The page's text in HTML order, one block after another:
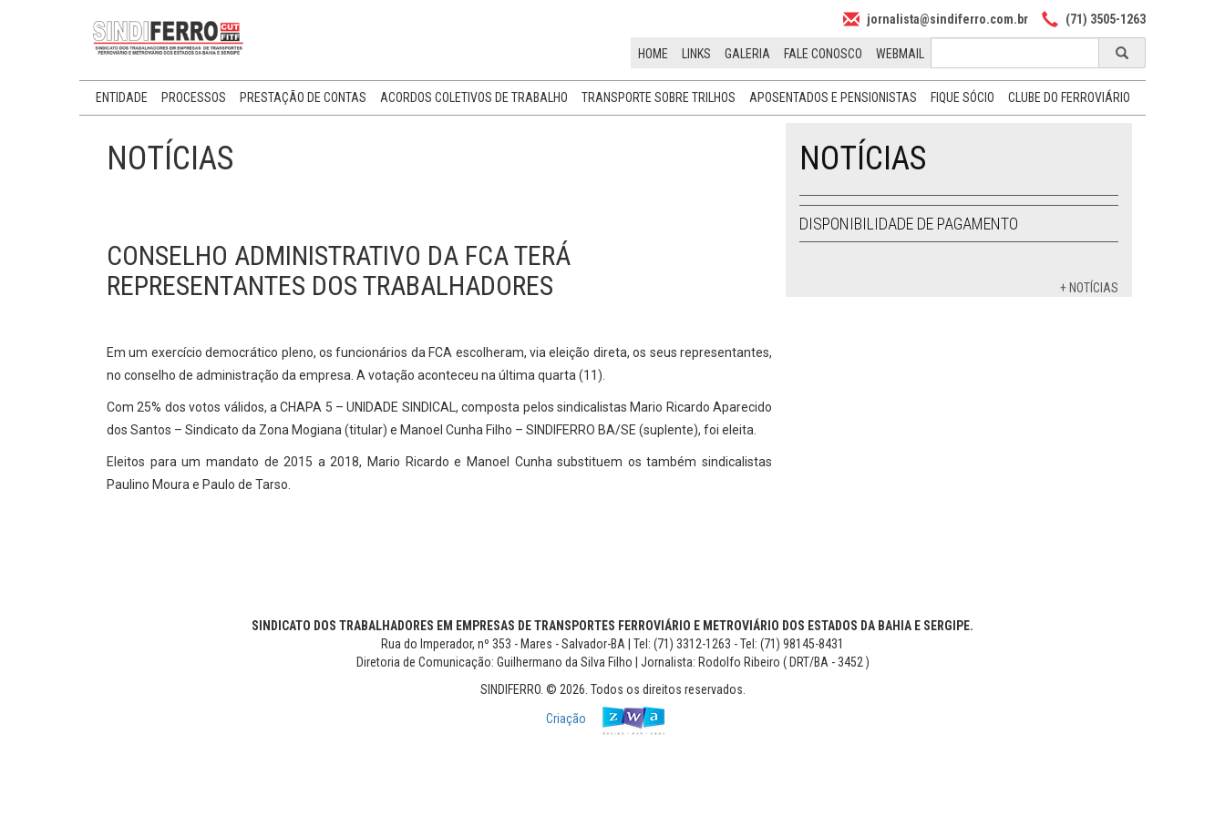
jornalista@sindiferro.com.br (71) 3505-1263
HOME LINKS GALERIA FALE CONOSCO WEBMAIL
ENTIDADE PROCESSOS PRESTAÇÃO DE CONTAS ACORDOS COLETIVOS DE TRABALHO TRANSPORTE SOBRE TRILHOS APOSENTADOS E PENSIONISTAS FIQUE SÓCIO CLUBE DO FERROVIÁRIO
NOTÍCIAS
CONSELHO ADMINISTRATIVO DA FCA TERÁ
REPRESENTANTES DOS TRABALHADORES
Em um exercício democrático pleno, os funcionários da FCA escolheram, via eleição direta, os seus representantes,
no conselho de administração da empresa. A votação aconteceu na última quarta (11).
Com 25% dos votos válidos, a CHAPA 5 – UNIDADE SINDICAL, composta pelos sindicalistas Mario Ricardo Aparecido
dos Santos – Sindicato da Zona Mogiana (titular) e Manoel Cunha Filho – SINDIFERRO BA/SE (suplente), foi eleita.
Eleitos para um mandato de 2015 a 2018, Mario Ricardo e Manoel Cunha substituem os também sindicalistas
Paulino Moura e Paulo de Tarso.
NOTÍCIAS
DISPONIBILIDADE DE PAGAMENTO
+ NOTÍCIAS
SINDICATO DOS TRABALHADORES EM EMPRESAS DE TRANSPORTES FERROVIÁRIO E METROVIÁRIO DOS ESTADOS DA BAHIA E SERGIPE.
Rua do Imperador, nº 353 - Mares - Salvador-BA | Tel: (71) 3312-1263 - Tel: (71) 98145-8431
Diretoria de Comunicação: Guilhermano da Silva Filho | Jornalista: Rodolfo Ribeiro ( DRT/BA - 3452 )
SINDIFERRO. © 2026. Todos os direitos reservados.
Criação